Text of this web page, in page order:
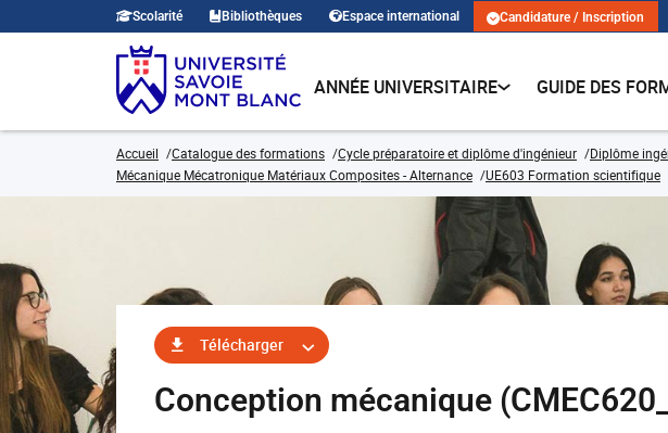
Scolarité Bibliothèques Espace international Candidature / Inscription
ANNÉE UNIVERSITAIRE GUIDE DES
Accueil Catalogue des formations Cycle préparatoire et diplôme d'ingénieur
Diplôme
Mécanique Mécatronique Matériaux Composites - Alternance
UE603 Formation scientifique
Télécharger
Conception mécanique